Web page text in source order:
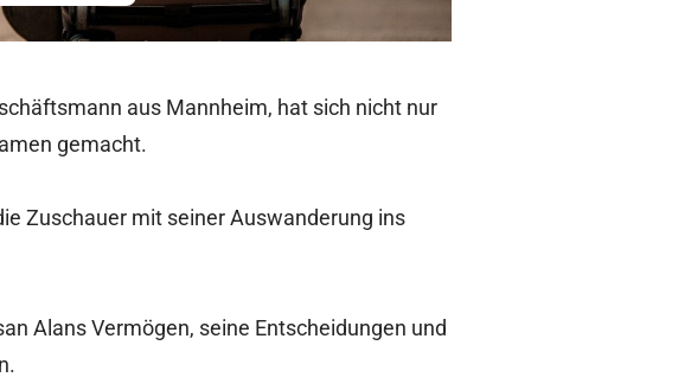
aus Mannheim, hat sich nicht nur
gemacht.
Zuschauer mit seiner Auswanderung ins
Alans Vermögen, seine Entscheidungen und